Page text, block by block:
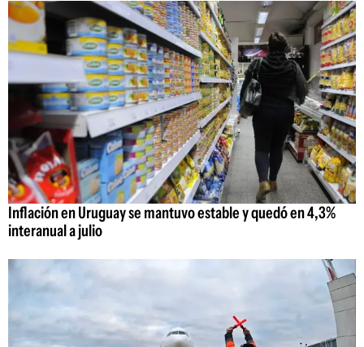
Inflación en Uruguay se mantuvo estable y quedó en 4,3%
interanual a julio